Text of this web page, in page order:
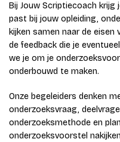
Bij Jouw Scriptiecoach krijg
past bij jouw opleiding,
kijken samen naar de eisen
de feedback die je
we je om je
onderbouwd te maken.
Onze begeleiders denken
onderzoeksvraag,
onderzoeksmethode en
onderzoeksvoorstel